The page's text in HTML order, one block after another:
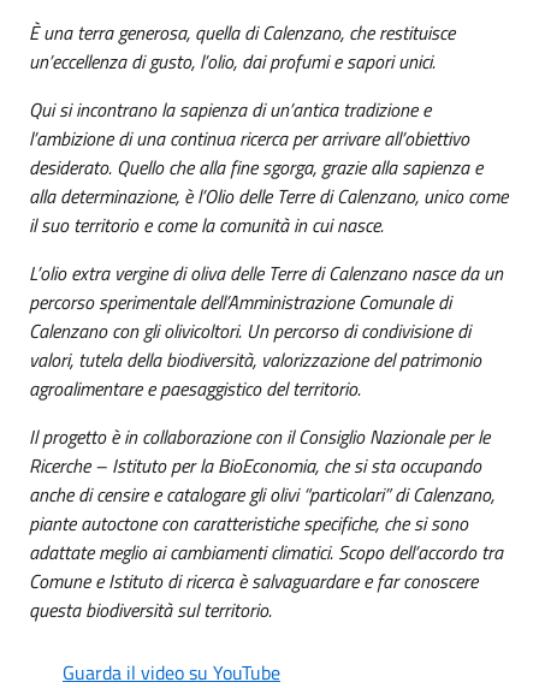
È una terra generosa, quella di Calenzano, che restituisce
un’eccellenza di gusto, l’olio, dai profumi e sapori unici.
Qui si incontrano la sapienza di un’antica tradizione e
l’ambizione di una continua ricerca per arrivare all’obiettivo
desiderato. Quello che alla fine sgorga, grazie alla sapienza e
alla determinazione, è l’Olio delle Terre di Calenzano, unico come
il suo territorio e come la comunità in cui nasce.
L’olio extra vergine di oliva delle Terre di Calenzano nasce da un
percorso sperimentale dell’Amministrazione Comunale di
Calenzano con gli olivicoltori. Un percorso di condivisione di
valori, tutela della biodiversità, valorizzazione del patrimonio
agroalimentare e paesaggistico del territorio.
Il progetto è in collaborazione con il Consiglio Nazionale per le
Ricerche – Istituto per la BioEconomia, che si sta occupando
anche di censire e catalogare gli olivi “particolari” di Calenzano,
piante autoctone con caratteristiche specifiche, che si sono
adattate meglio ai cambiamenti climatici. Scopo dell’accordo tra
Comune e Istituto di ricerca è salvaguardare e far conoscere
questa biodiversità sul territorio.
Guarda il video su YouTube